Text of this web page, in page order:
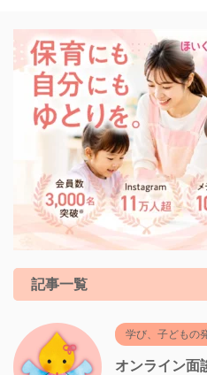
記事一覧
学び、子どもの
オンライン面